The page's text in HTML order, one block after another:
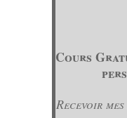
Cours
Recevoir